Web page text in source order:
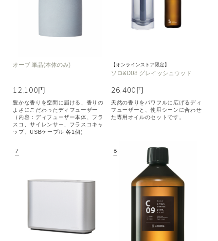
オーブ 単品(本体のみ)
12,100円
豊かな香りを空間に届ける、香りの
よさにこだわったディフューザー
（内容：ディフューザー本体、フラ
スコ、サイレンサー、フラスコキャ
ップ、USBケーブル 各1個）
【オンラインストア限定】
ソロ&D08 グレイッシュウッド
26,400円
天然の香りをパワフルに広げるディ
フューザーと、使用シーンに合わせ
た専用オイルのセットです。